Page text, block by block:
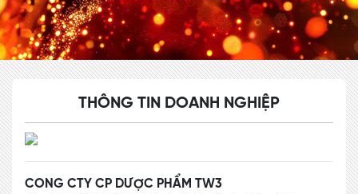
THÔNG TIN DOANH NGHIỆP
CONG CTY CP DƯỢC PHẨM TW3